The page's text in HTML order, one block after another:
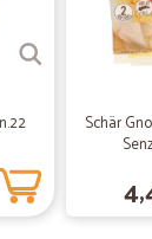
M.
veloce
data promessa
Schär